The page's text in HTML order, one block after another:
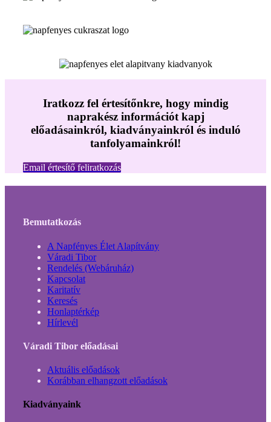
Iratkozz fel értesítőnkre, hogy mindig
naprakész információt kapj
előadásainkról, kiadványainkról és induló
tanfolyamainkról!
Email értesítő feliratkozás
Bemutatkozás
A Napfényes Élet Alapítvány
Váradi Tibor
Rendelés (Webáruház)
Kapcsolat
Karitatív
Keresés
Honlaptérkép
Hírlevél
Váradi Tibor előadásai
Aktuális előadások
Korábban elhangzott előadások
Kiadványaink